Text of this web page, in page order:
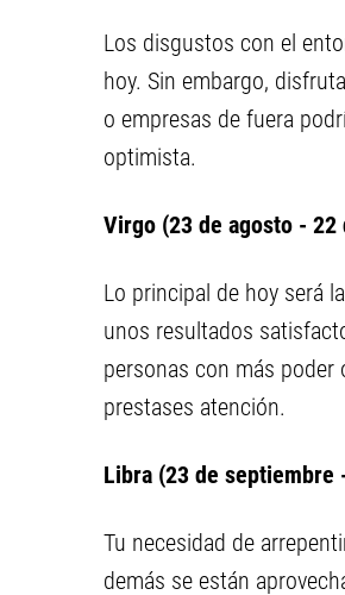
Los disgustos con el
hoy. Sin embargo,
o empresas de fuera
optimista.
Virgo (23 de agosto -
Lo principal de hoy será
unos resultados
personas con más poder
prestases atención.
Libra (23 de septiembre
Tu necesidad de
demás se están